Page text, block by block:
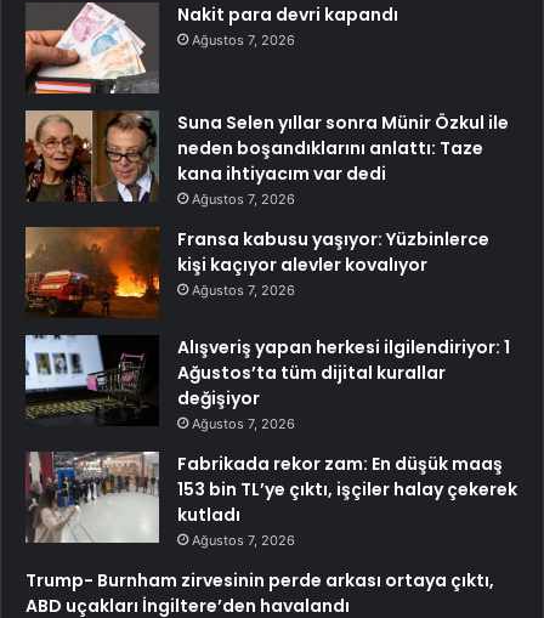
Nakit para devri kapandı
Ağustos 7, 2026
Suna Selen yıllar sonra Münir Özkul ile
neden boşandıklarını anlattı: Taze
kana ihtiyacım var dedi
Ağustos 7, 2026
Fransa kabusu yaşıyor: Yüzbinlerce
kişi kaçıyor alevler kovalıyor
Ağustos 7, 2026
Alışveriş yapan herkesi ilgilendiriyor: 1
Ağustos’ta tüm dijital kurallar
değişiyor
Ağustos 7, 2026
Fabrikada rekor zam: En düşük maaş
153 bin TL’ye çıktı, işçiler halay çekerek
kutladı
Ağustos 7, 2026
Trump- Burnham zirvesinin perde arkası ortaya çıktı,
ABD uçakları İngiltere’den havalandı